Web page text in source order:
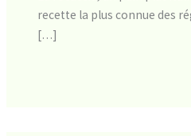
recette la plus connue des
[…]